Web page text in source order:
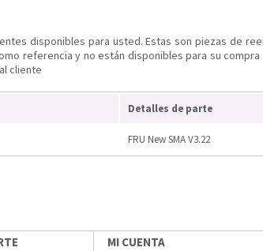
disponibles para usted. Estas son piezas de
referencia y no están disponibles para su
cliente
Detalles de parte
FRU New SMA V3.22
MI CUENTA